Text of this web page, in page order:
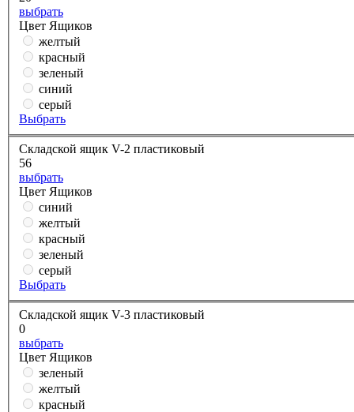
выбрать
Цвет Ящиков
желтый
красный
зеленый
синий
серый
Выбрать
Складской ящик V-2 пластиковый
56
выбрать
Цвет Ящиков
синий
желтый
красный
зеленый
серый
Выбрать
Складской ящик V-3 пластиковый
0
выбрать
Цвет Ящиков
зеленый
желтый
красный